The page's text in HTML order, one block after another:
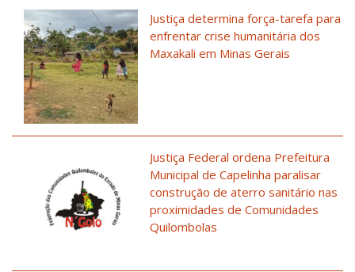
Justiça determina força-tarefa para
enfrentar crise humanitária dos
Maxakali em Minas Gerais
Justiça Federal ordena Prefeitura
Municipal de Capelinha paralisar
construção de aterro sanitário nas
proximidades de Comunidades
Quilombolas